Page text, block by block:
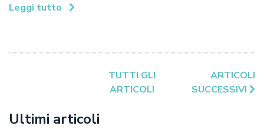
Leggi tutto
TUTTI GLI
ARTICOLI
ARTICOLI
SUCCESSIVI
Ultimi articoli